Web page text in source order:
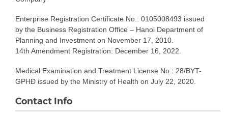
Enterprise Registration Certificate No.: 0105008493 issued
by the Business Registration Office – Hanoi Department of
Planning and Investment on November 17, 2010.
14th Amendment Registration: December 16, 2022.
Medical Examination and Treatment License No.: 28/BYT-
GPHĐ issued by the Ministry of Health on July 22, 2020.
Contact Info